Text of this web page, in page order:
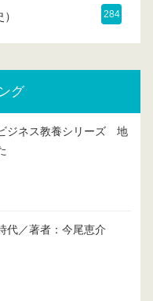
284
グ
ジネス教養シリーズ 地
代／著者：今尾恵介